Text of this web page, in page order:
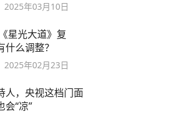
2025年03月10日
星光大道》复
么调整？
2025年02月23日
人，央视这档门面
会“凉”